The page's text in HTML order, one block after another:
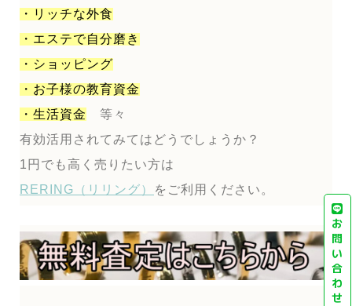
・リッチな外食
・エステで自分磨き
・ショッピング
・お子様の教育資金
・生活資金
等々
有効活用されてみてはどうでしょうか？
1円でも高く売りたい方は
RERING（リリング）
をご利用ください。
お
問
い
合
わ
せ